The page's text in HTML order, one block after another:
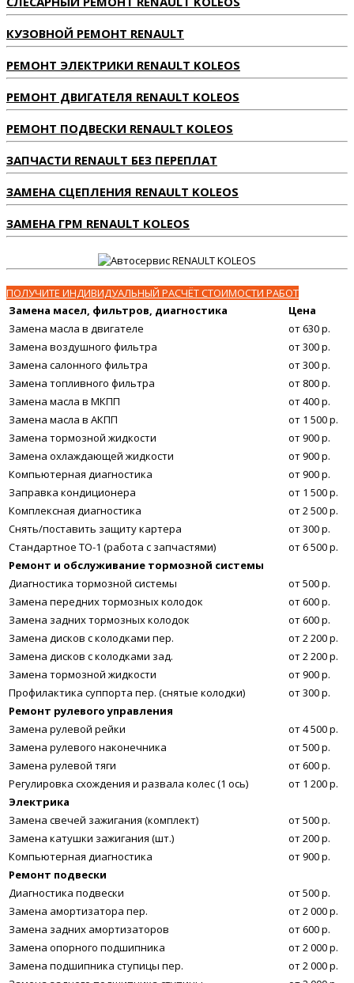
КУЗОВНОЙ РЕМОНТ RENAULT
РЕМОНТ ЭЛЕКТРИКИ RENAULT KOLEOS
РЕМОНТ ДВИГАТЕЛЯ RENAULT KOLEOS
РЕМОНТ ПОДВЕСКИ RENAULT KOLEOS
ЗАПЧАСТИ RENAULT БЕЗ ПЕРЕПЛАТ
ЗАМЕНА СЦЕПЛЕНИЯ RENAULT KOLEOS
ЗАМЕНА ГРМ RENAULT KOLEOS
ПОЛУЧИТЕ ИНДИВИДУАЛЬНЫЙ РАСЧЁТ СТОИМОСТИ РАБОТ
Замена масел, фильтров, диагностика
Цена
Замена масла в двигателе
от 630 р.
Замена воздушного фильтра
от 300 р.
Замена салонного фильтра
от 300 р.
Замена топливного фильтра
от 800 р.
Замена масла в МКПП
от 400 р.
Замена масла в АКПП
от 1 500 р.
Замена тормозной жидкости
от 900 р.
Замена охлаждающей жидкости
от 900 р.
Компьютерная диагностика
от 900 р.
Заправка кондиционера
от 1 500 р.
Комплексная диагностика
от 2 500 р.
Снять/поставить защиту картера
от 300 р.
Стандартное ТО-1 (работа с запчастями)
от 6 500 р.
Ремонт и обслуживание тормозной системы
Диагностика тормозной системы
от 500 р.
Замена передних тормозных колодок
от 600 р.
Замена задних тормозных колодок
от 600 р.
Замена дисков с колодками пер.
от 2 200 р.
Замена дисков с колодками зад.
от 2 200 р.
Замена тормозной жидкости
от 900 р.
Профилактика суппорта пер. (снятые колодки)
от 300 р.
Ремонт рулевого управления
Замена рулевой рейки
от 4 500 р.
Замена рулевого наконечника
от 500 р.
Замена рулевой тяги
от 600 р.
Регулировка схождения и развала колес (1 ось)
от 1 200 р.
Электрика
Замена свечей зажигания (комплект)
от 500 р.
Замена катушки зажигания (шт.)
от 200 р.
Компьютерная диагностика
от 900 р.
Ремонт подвески
Диагностика подвески
от 500 р.
Замена амортизатора пер.
от 2 000 р.
Замена задних амортизаторов
от 600 р.
Замена опорного подшипника
от 2 000 р.
Замена подшипника ступицы пер.
от 2 000 р.